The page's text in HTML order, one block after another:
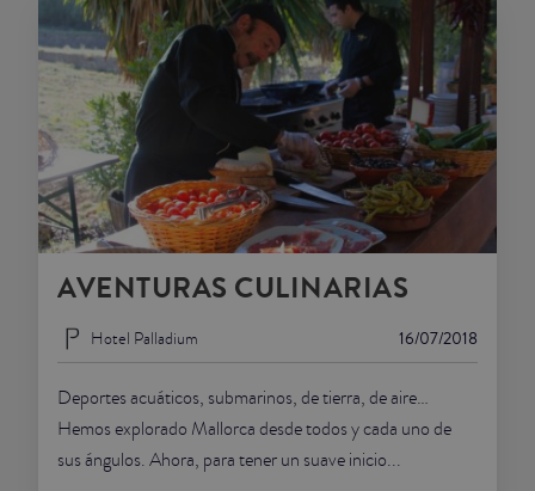
AVENTURAS CULINARIAS
16/07/2018
Hotel Palladium
Deportes acuáticos, submarinos, de tierra, de aire…
Hemos explorado Mallorca desde todos y cada uno de
sus ángulos. Ahora, para tener un suave inicio...